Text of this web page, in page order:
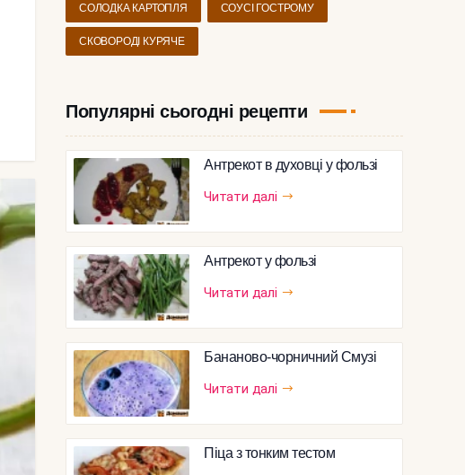
СОЛОДКА КАРТОПЛЯ СОУСІ ГОСТРОМУ
СКОВОРОДІ КУРЯЧЕ
Популярні сьогодні рецепти
Антрекот в духовці у фользі
Читати далі
Антрекот у фользі
Читати далі
Бананово-чорничний Смузі
Читати далі
Піца з тонким тестом